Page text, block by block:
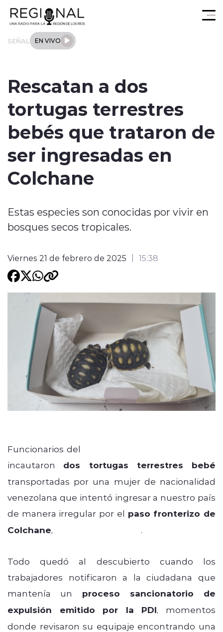
SEÑAL EN VIVO
Regional
Tendencias
Internacional
Entrevistas
modo claro
Rescatan a dos
tortugas terrestres
bebés que trataron de
ser ingresadas en
Colchane
Estas especies son conocidas por vivir en
bosques secos tropicales.
Viernes 21 de febrero de 2025 15:38
Funcionarios del
incautaron dos tortugas terrestres bebé
transportadas por una mujer de nacionalidad
venezolana que intentó ingresar a nuestro país
de manera irregular por el paso fronterizo de
Colchane, .
Todo quedó al descubierto cuando los
trabajadores notificaron a la ciudadana que
mantenía un proceso sancionatorio de
expulsión emitido por la PDI, momentos
donde revisaron su equipaje encontrando una